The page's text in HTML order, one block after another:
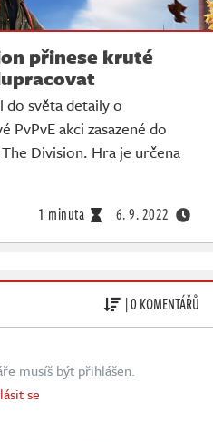
přinese kruté
do světa detaily o
PvPvE akci zasazené do
Division. Hra je určena
1 minuta 6. 9. 2022
| 0 KOMENTÁŘŮ
musíš být přihlášen.
se